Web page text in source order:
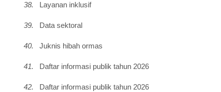
38. Layanan inklusif
39. Data sektoral
40. Juknis hibah ormas
41. Daftar informasi publik tahun 2026
42. Daftar informasi publik tahun 2026